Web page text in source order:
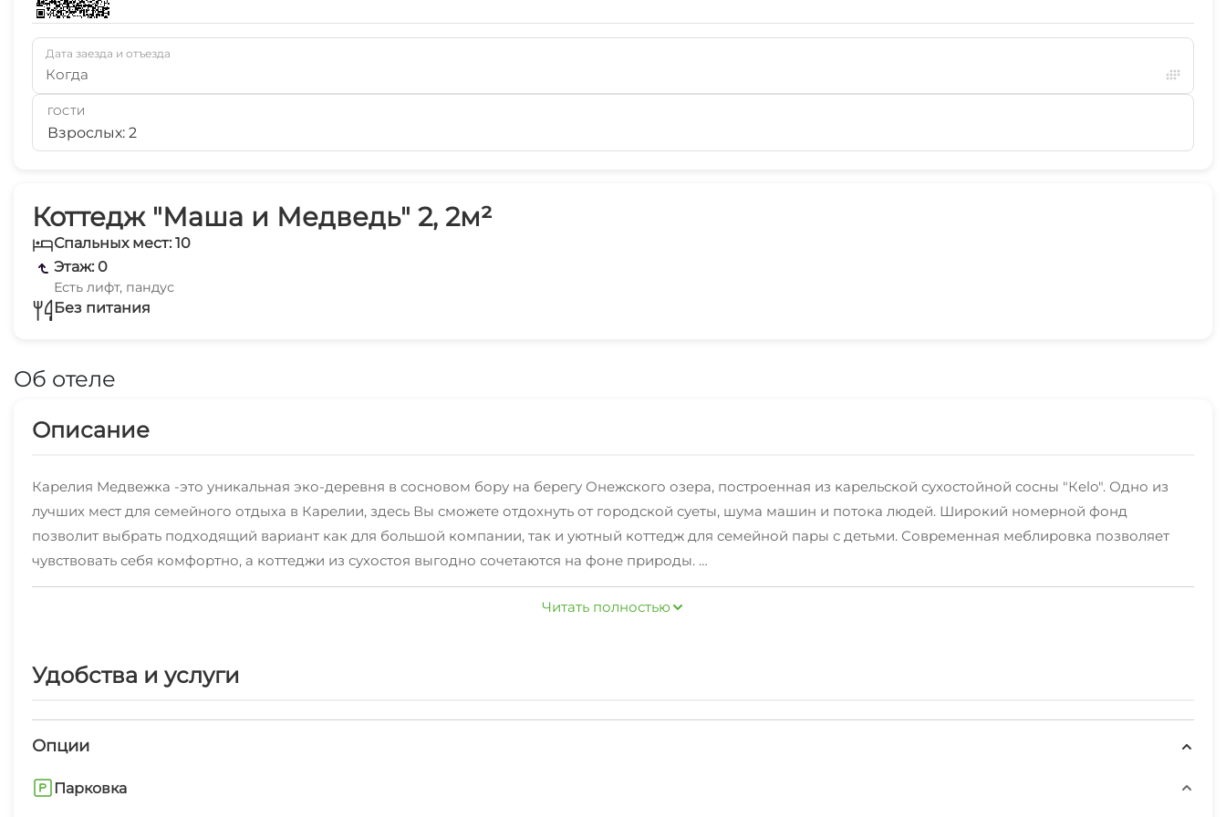
Коттедж "Маша и Медведь" 2, 2м²
Спальных мест: 10
Этаж: 0
Есть лифт, пандус
Без питания
Об отеле
Описание
Карелия Медвежка -это уникальная эко-деревня в сосновом бору на берегу Онежского озера, построенная из карельской сухостойной сосны "Кelo". Одно из
лучших мест для семейного отдыха в Карелии, здесь Вы сможете отдохнуть от городской суеты, шума машин и потока людей. Широкий номерной фонд
позволит выбрать подходящий вариант как для большой компании, так и уютный коттедж для семейной пары с детьми. Современная меблировка позволяет
чувствовать себя комфортно, а коттеджи из сухостоя выгодно сочетаются на фоне природы.
В Онежских водах и близлежащих лесных озерах водится приличное количество рыбы, в здешних местах удачливому рыбаку или охотнику не придется скучать.
Для активного отдыха имеется квадроциклы, велосипеды, лодки, катера, скутера, снегоходы, лыжи беговые и горные, коньки, санки, катание на санях, ватрушки,
Хотите узнать наш край получше? К вашим услугам полный спектр экскурсий по культурным, историческим и природным достопримечательностям Карелии.
Читать полностью
Удобства и услуги
Опции
Парковка
Дата заезда и отъезда
Когда
ГОСТИ
Взрослых: 2